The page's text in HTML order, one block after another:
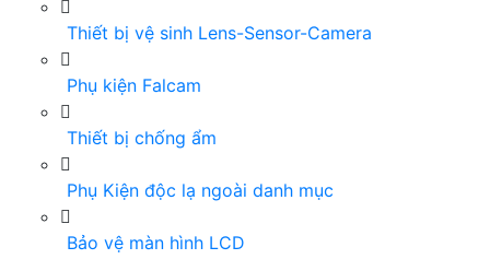
Thiết bị vệ sinh Lens-Sensor-Camera
Phụ kiện Falcam
Thiết bị chống ẩm
Phụ Kiện độc lạ ngoài danh mục
Bảo vệ màn hình LCD